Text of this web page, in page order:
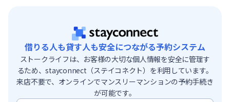
借りる人も貸す人も安全につながる予約システム
ストークライフは、お客様の大切な個人情報を安全に管理す
るため、stayconnect（ステイコネクト）を利用しています。
来店不要で、オンラインでマンスリーマンションの予約手続き
が可能です。